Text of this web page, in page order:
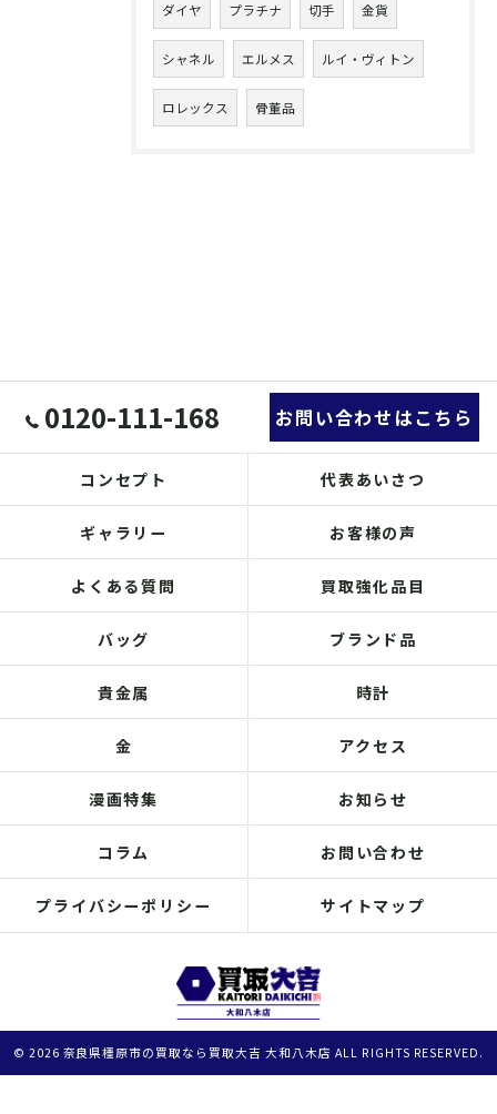
ダイヤ プラチナ 切手 金貨
シャネル エルメス ルイ・ヴィトン
ロレックス 骨董品
0120-111-168 お問い合わせはこちら
コンセプト 代表あいさつ
ギャラリー お客様の声
よくある質問 買取強化品目
バッグ ブランド品
貴金属 時計
金 アクセス
漫画特集 お知らせ
コラム お問い合わせ
プライバシーポリシー サイトマップ
© 2026 奈良県橿原市の買取なら買取大吉 大和八木店 ALL RIGHTS RESERVED.